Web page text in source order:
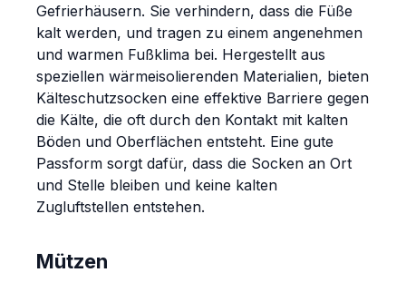
Gefrierhäusern. Sie verhindern, dass die Füße
kalt werden, und tragen zu einem angenehmen
und warmen Fußklima bei. Hergestellt aus
speziellen wärmeisolierenden Materialien, bieten
Kälteschutzsocken eine effektive Barriere gegen
die Kälte, die oft durch den Kontakt mit kalten
Böden und Oberflächen entsteht. Eine gute
Passform sorgt dafür, dass die Socken an Ort
und Stelle bleiben und keine kalten
Zugluftstellen entstehen.
Mützen